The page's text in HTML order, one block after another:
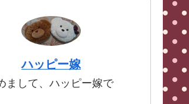
ハッピー嫁
まして、ハッピー嫁で